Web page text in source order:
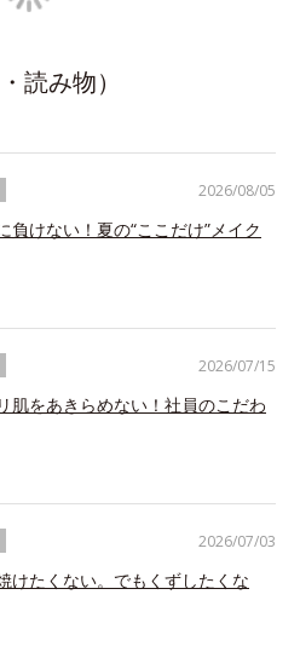
読み物）
負けない！夏の“ここだけ”メイク
2026/08/05
肌をあきらめない！社員のこだわ
2026/07/15
けたくない。でもくずしたくな
2026/07/03